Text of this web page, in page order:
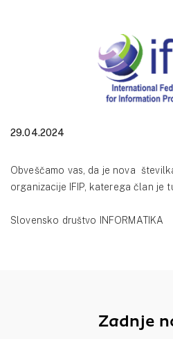
29.04.2024
Obveščamo vas, da je nova
organizacije IFIP, katerega član je
Slovensko društvo INFORMATIKA
Zadnje